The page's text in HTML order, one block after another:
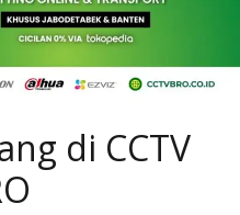
di CCTV